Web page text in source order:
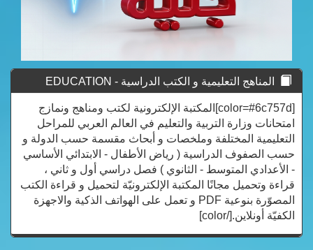
المناهج التعليمية و الكتب الدراسية - EDUCATION
CURRICULUM[color=#6c757d]المكتبة الإلكترونية لكتب ومناهج ونمازج
امتحانات وزارة التربية والتعليم في العالم العربي للمراحل
التعليمية المختلفة وملخصات و أبحاث مقسمة حسب الدولة و
حسب الصفوف الدراسية ( رياض الأطفال - الابتدائي الأساسي
- الأعدادي المتوسط - الثانوي ) فصل دراسي أول و ثاني ،
قراءة وتحميل مجانًا المكتبة الإلكترونيّة لتحميل و قراءة الكتب
المصوّرة بنوعية PDF و تعمل على الهواتف الذكية والاجهزة
الكفيّة أونلاين.[/color]